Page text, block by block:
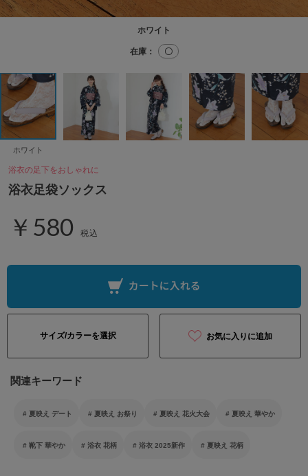
ホワイト
在庫： 〇
ホワイト
浴衣の足下をおしゃれに
浴衣足袋ソックス
￥580 税込
サイズ/カラーを選択 お気に入りに追加
関連キーワード
夏映え デート 夏映え お祭り 夏映え 花火大会 夏映え 華やか
靴下 華やか 浴衣 花柄 浴衣 2025新作 夏映え 花柄